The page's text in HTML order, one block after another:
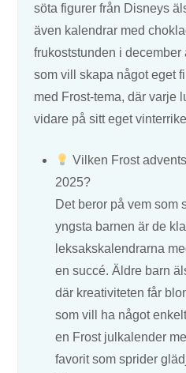
söta figurer från Disneys
även kalendrar med
frukoststunden i
som vill skapa något eget
med Frost-tema, där varje
vidare på sitt eget
Vilken Frost
2025?
Det beror på vem som
yngsta barnen är de
leksakskalendrarna
en succé. Äldre barn
där kreativiteten får
som vill ha något
en Frost julkalender
favorit som sprider